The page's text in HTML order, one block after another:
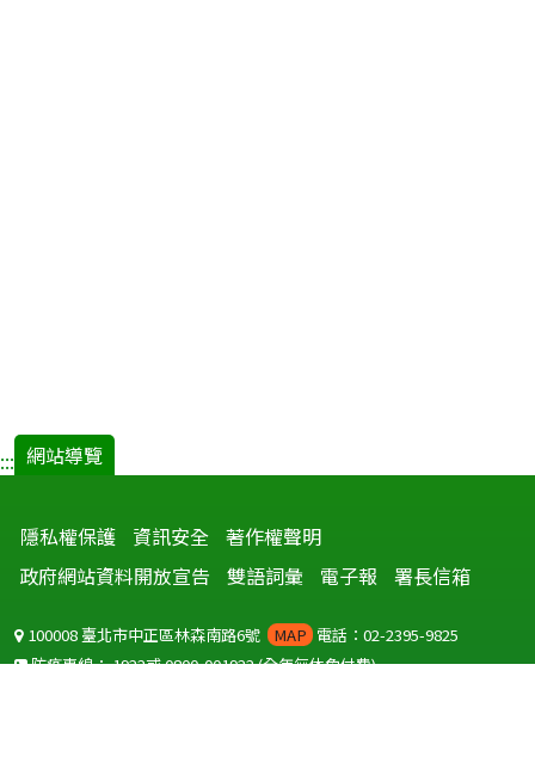
::: 網站導覽
隱私權保護 資訊安全 著作權聲明
政府網站資料開放宣告
雙語詞彙 電子報 署長信箱
100008 臺北市中正區林森南路6號 MAP 電話：02-2395-9825
防疫專線：1922或0800-001922(全年無休免付費)